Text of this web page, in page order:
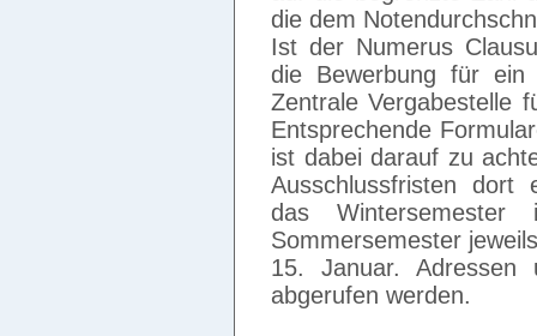
die dem
Ist der Numerus
die Bewerbung für
Zentrale Vergabestelle
Entsprechende
ist dabei darauf zu
Ausschlussfristen dort
das
Sommersemester
15. Januar. Adressen
abgerufen werden.